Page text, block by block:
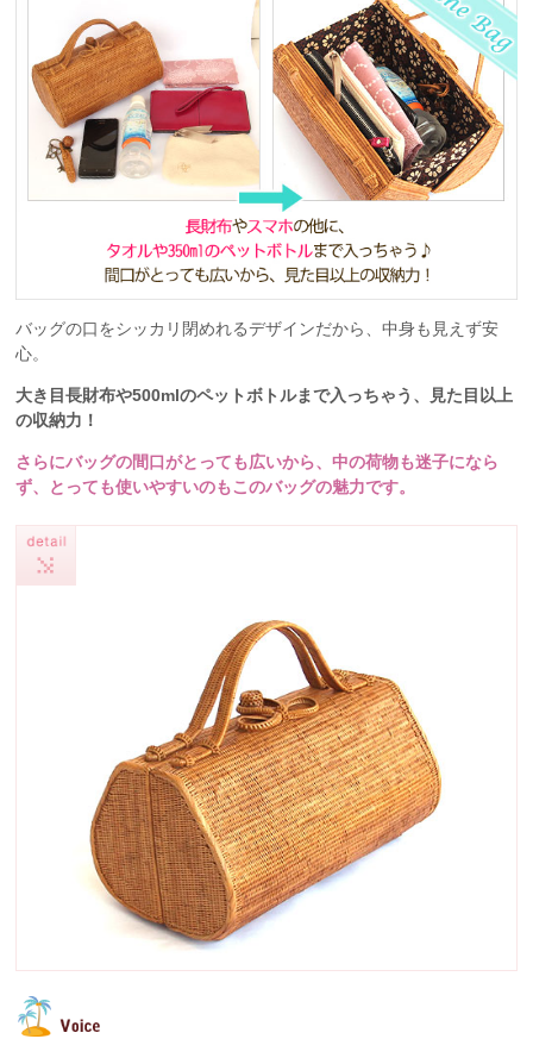
バッグの口をシッカリ閉めれるデザインだから、中身も見えず安
心。
大き目長財布や500mlのペットボトルまで入っちゃう、見た目以上
の収納力！
さらにバッグの間口がとっても広いから、中の荷物も迷子になら
ず、とっても使いやすいのもこのバッグの魅力です。